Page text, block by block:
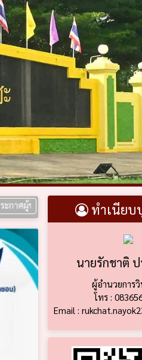
การเสนอราคา ประกวดราคาซื้อห้อง
ทำเนียบ
นายรักชาติ
ผู้อำนวยการ
โทร :
Email :